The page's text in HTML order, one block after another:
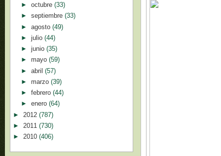
► octubre (33)
► septiembre (33)
► agosto (49)
► julio (44)
► junio (35)
► mayo (59)
► abril (57)
► marzo (39)
► febrero (44)
► enero (64)
► 2012 (787)
► 2011 (730)
► 2010 (406)